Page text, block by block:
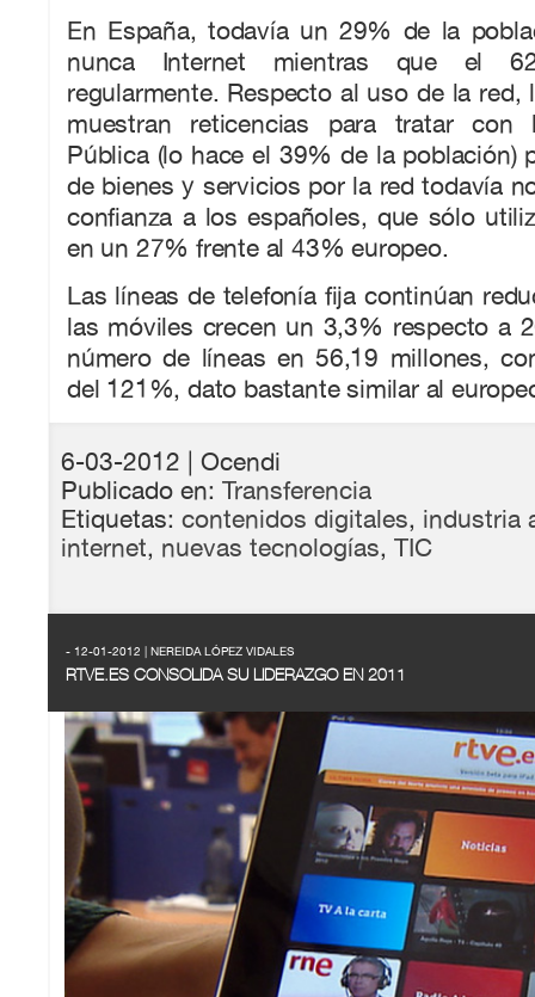
En España, todavía un 29% de la
nunca Internet mientras que el
regularmente. Respecto al uso de la red,
muestran reticencias para tratar con
Pública (lo hace el 39% de la población)
de bienes y servicios por la red todavía
confianza a los españoles, que sólo
en un 27% frente al 43% europeo.
Las líneas de telefonía fija continúan
las móviles crecen un 3,3% respecto a
número de líneas en 56,19 millones,
del 121%, dato bastante similar al
6-03-2012
| Ocendi
Publicado en: Transferencia
Etiquetas: contenidos digitales, industria
internet, nuevas tecnologías, TIC
- 12-01-2012 | NEREIDA LÓPEZ VIDALES
RTVE.ES CONSOLIDA SU LIDERAZGO EN 2011